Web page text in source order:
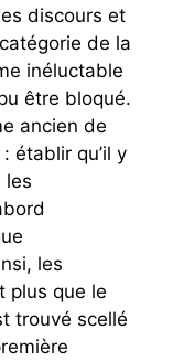
discours et
de la
inéluctable
être bloqué.
ancien de
établir qu’il y
les
les
plus que le
trouvé scellé